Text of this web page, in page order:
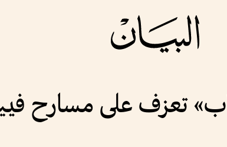
تعزف على مسارح